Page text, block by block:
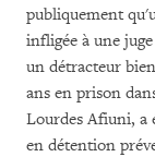
publiquement
infligée à une
un détracteur
ans en prison
Lourdes Afiuni, a
en détention